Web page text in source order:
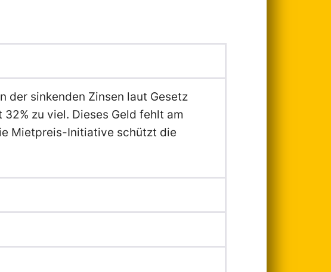
der sinkenden Zinsen laut Gesetz
zu viel. Dieses Geld fehlt am
Mietpreis-Initiative schützt die